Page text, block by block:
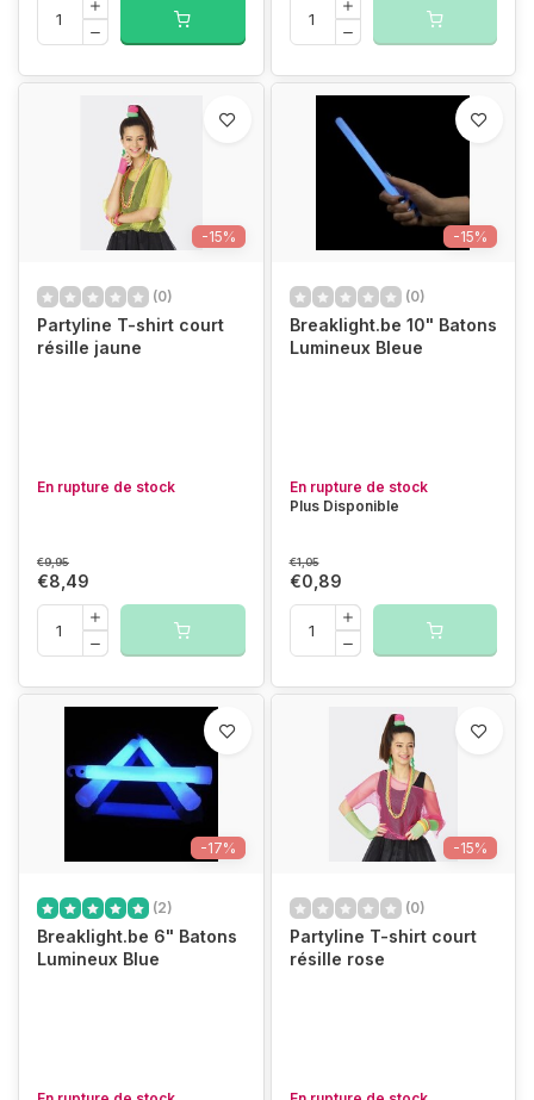
-15%
(0)
Partyline T-shirt court
résille jaune
En rupture de stock
€9,95
€8,49
-15%
(0)
Breaklight.be 10" Batons
Lumineux Bleue
En rupture de stock
Plus Disponible
€1,05
€0,89
-17%
(2)
Breaklight.be 6" Batons
Lumineux Blue
-15%
(0)
Partyline T-shirt court
résille rose